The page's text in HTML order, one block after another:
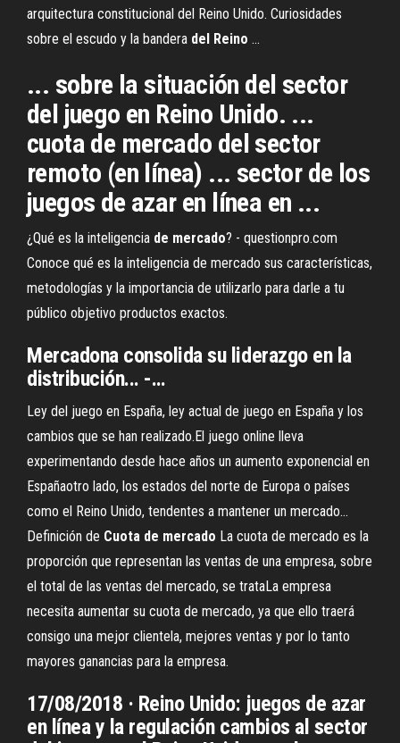
arquitectura constitucional del Reino Unido. Curiosidades
sobre el escudo y la bandera del Reino …
... sobre la situación del sector
del juego en Reino Unido. ...
cuota de mercado del sector
remoto (en línea) ... sector de los
juegos de azar en línea en ...
¿Qué es la inteligencia de mercado? - questionpro.com
Conoce qué es la inteligencia de mercado sus características,
metodologías y la importancia de utilizarlo para darle a tu
público objetivo productos exactos.
Mercadona consolida su liderazgo en la
distribución... -…
Ley del juego en España, ley actual de juego en España y los
cambios que se han realizado.El juego online lleva
experimentando desde hace años un aumento exponencial en
Españaotro lado, los estados del norte de Europa o países
como el Reino Unido, tendentes a mantener un mercado...
Definición de Cuota de mercado La cuota de mercado es la
proporción que representan las ventas de una empresa, sobre
el total de las ventas del mercado, se trataLa empresa
necesita aumentar su cuota de mercado, ya que ello traerá
consigo una mejor clientela, mejores ventas y por lo tanto
mayores ganancias para la empresa.
17/08/2018 · Reino Unido: juegos de azar
en línea y la regulación cambios al sector